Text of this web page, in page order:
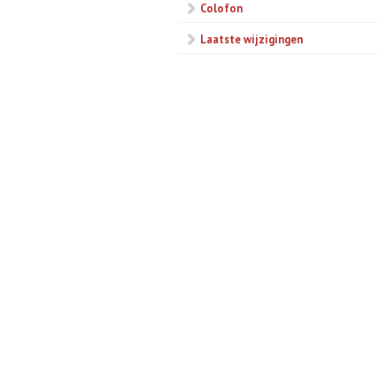
Colofon
Laatste wijzigingen